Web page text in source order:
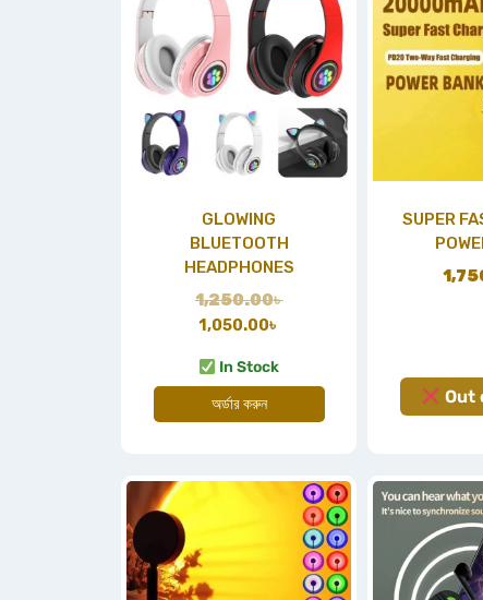
GLOWING
BLUETOOTH
HEADPHONES
1,250.00৳
1,050.00৳
In Stock
অর্ডার করুন
SUPER
Out